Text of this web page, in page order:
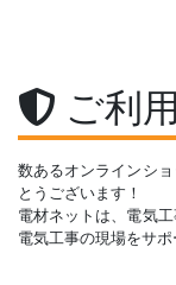
ご利
数あるオンラインシ
とうございます！
電材ネットは、電気
電気工事の現場をサ